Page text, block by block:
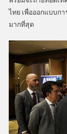
ไทย เพื่อออกแบบก
มากที่สุด